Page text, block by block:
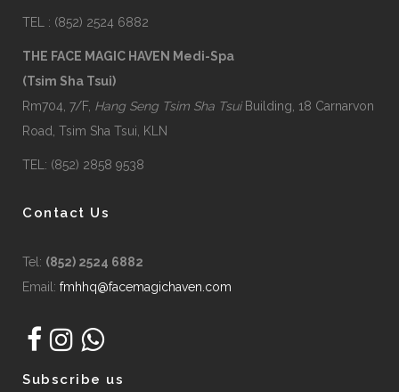
TEL : (852) 2524 6882
THE FACE MAGIC HAVEN Medi-Spa
(Tsim Sha Tsui)
Rm704, 7/F, Hang Seng Tsim Sha TsuiBuilding, 18 Carnarvon
Road, Tsim Sha Tsui, KLN
TEL: (852) 2858 9538
Contact Us
Tel: (852) 2524 6882
Email: fmhhq@facemagichaven.com
Subscribe us